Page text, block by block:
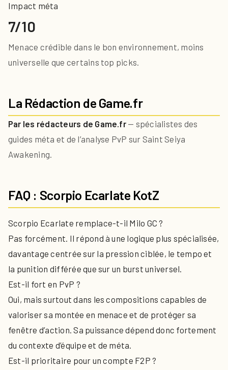
Impact méta
7/10
Menace crédible dans le bon environnement, moins
universelle que certains top picks.
La Rédaction de Game.fr
Par les rédacteurs de Game.fr— spécialistes des
guides méta et de l’analyse PvP sur Saint Seiya
Awakening.
FAQ : Scorpio Ecarlate KotZ
Scorpio Ecarlate remplace-t-il Milo GC ?
Pas forcément. Il répond à une logique plus spécialisée,
davantage centrée sur la pression ciblée, le tempo et
la punition différée que sur un burst universel.
Est-il fort en PvP ?
Oui, mais surtout dans les compositions capables de
valoriser sa montée en menace et de protéger sa
fenêtre d’action. Sa puissance dépend donc fortement
du contexte d’équipe et de méta.
Est-il prioritaire pour un compte F2P ?